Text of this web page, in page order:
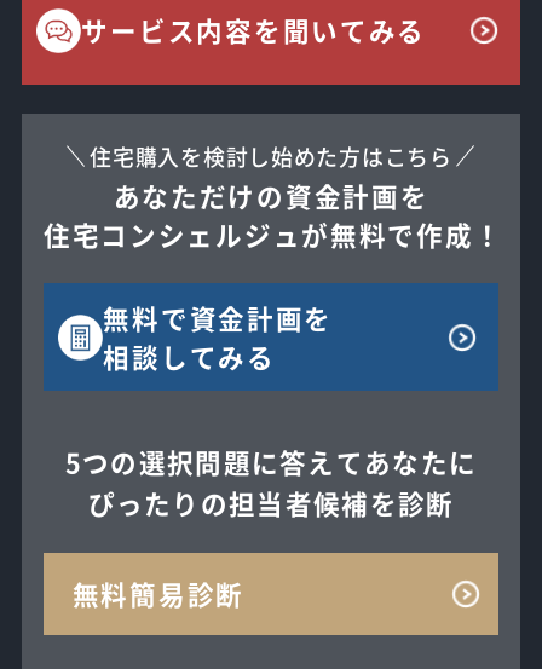
サービス内容を聞いてみる
住宅購入を検討し始めた方はこちら
あなただけの資金計画を
住宅コンシェルジュが無料で作成！
無料で資金計画を
相談してみる
5つの選択問題に答えてあなたに
ぴったりの担当者候補を診断
無料簡易診断